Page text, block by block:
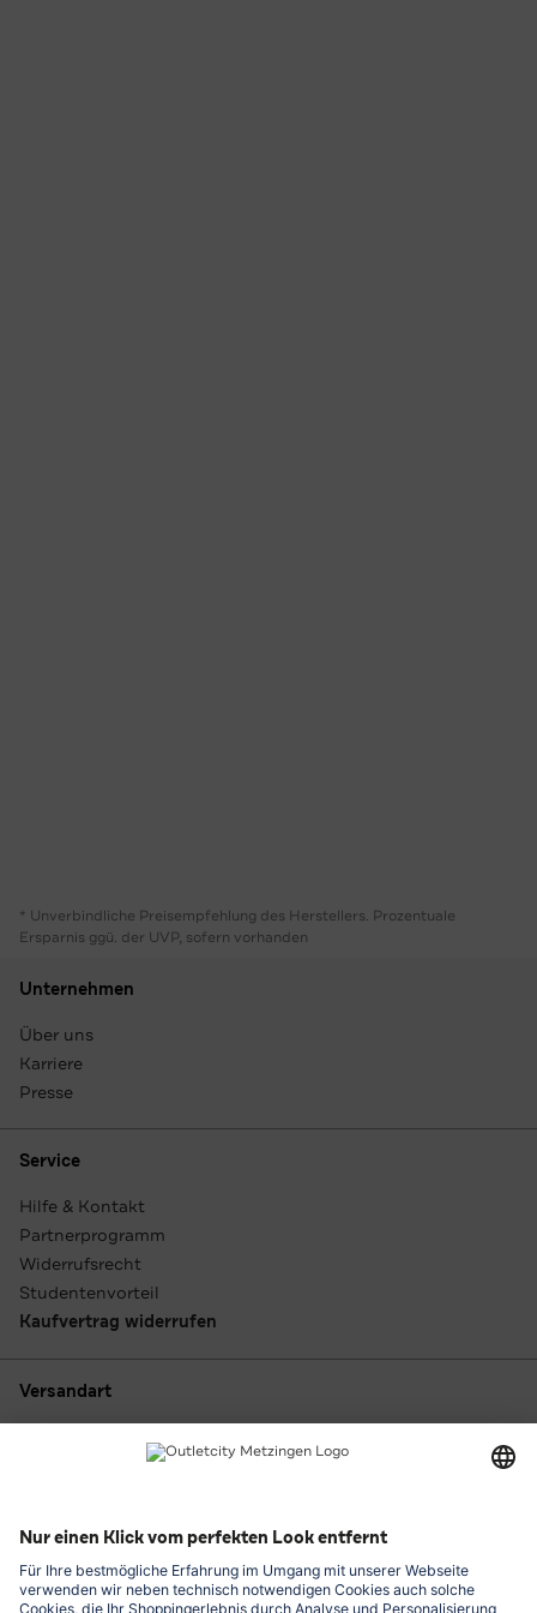
* Unverbindliche Preisempfehlung des Herstellers. Prozentuale
Ersparnis ggü. der UVP, sofern vorhanden
Unternehmen
Über uns
Karriere
Presse
Service
Hilfe & Kontakt
Partnerprogramm
Widerrufsrecht
Studentenvorteil
Kaufvertrag widerrufen
Versandart